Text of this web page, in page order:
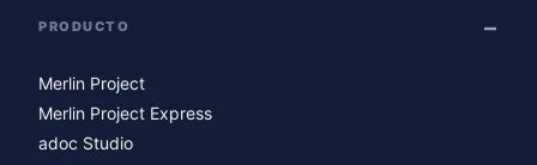
PRODUCTO
Merlin Project
Merlin Project Express
adoc Studio